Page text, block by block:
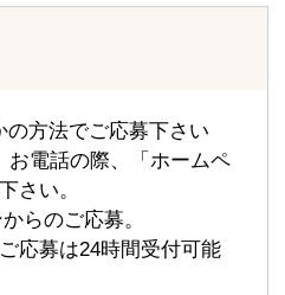
方法でご応募下さい
お電話の際、「ホームペ
さい。
らのご応募。
応募は24時間受付可能